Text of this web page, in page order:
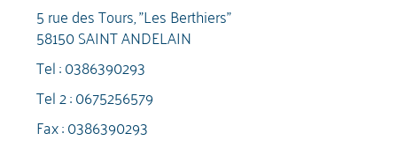
5 rue des Tours, "Les Berthiers"
58150 SAINT ANDELAIN
Tel :0386390293
Tel 2 :0675256579
Fax : 0386390293